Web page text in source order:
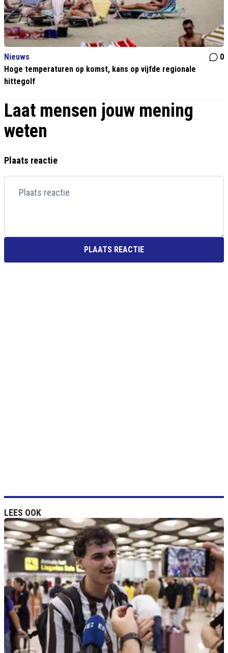
Nieuws
0
Hoge temperaturen op komst, kans op vijfde regionale
hittegolf
Laat mensen jouw mening
weten
Plaats reactie
PLAATS REACTIE
LEES OOK